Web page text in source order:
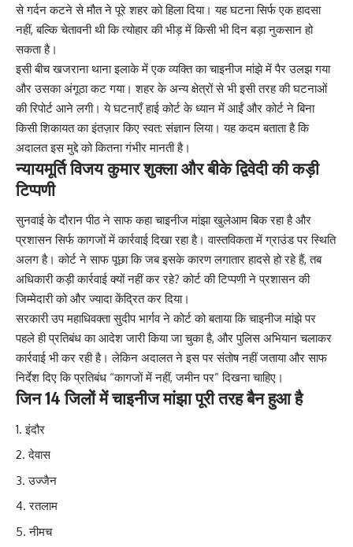
से गर्दन कटने से मौत ने पूरे शहर को हिला दिया। यह घटना सिर्फ एक हादसा
नहीं, बल्कि चेतावनी थी कि त्योहार की भीड़ में किसी भी दिन बड़ा नुकसान हो
सकता है।
इसी बीच खजराना थाना इलाके में एक व्यक्ति का चाइनीज मांझे में पैर उलझ गया
और उसका अंगूठा कट गया। शहर के अन्य क्षेत्रों से भी इसी तरह की घटनाओं
की रिपोर्ट आने लगी। ये घटनाएँ हाई कोर्ट के ध्यान में आईं और कोर्ट ने बिना
किसी शिकायत का इंतज़ार किए स्वत: संज्ञान लिया। यह कदम बताता है कि
अदालत इस मुद्दे को कितना गंभीर मानती है।
न्यायमूर्ति विजय कुमार शुक्ला और बीके द्विवेदी की कड़ी
टिप्पणी
सुनवाई के दौरान पीठ ने साफ कहा चाइनीज मांझा खुलेआम बिक रहा है और
प्रशासन सिर्फ कागजों में कार्रवाई दिखा रहा है। वास्तविकता में ग्राउंड पर स्थिति
अलग है। कोर्ट ने साफ पूछा कि जब इसके कारण लगातार हादसे हो रहे हैं, तब
अधिकारी कड़ी कार्रवाई क्यों नहीं कर रहे? कोर्ट की टिप्पणी ने प्रशासन की
जिम्मेदारी को और ज्यादा केंद्रित कर दिया।
सरकारी उप महाधिवक्ता सुदीप भार्गव ने कोर्ट को बताया कि चाइनीज मांझे पर
पहले ही प्रतिबंध का आदेश जारी किया जा चुका है, और पुलिस अभियान चलाकर
कार्रवाई भी कर रही है। लेकिन अदालत ने इस पर संतोष नहीं जताया और साफ
निर्देश दिए कि प्रतिबंध “कागजों में नहीं, जमीन पर” दिखना चाहिए।
जिन 14 जिलों में चाइनीज मांझा पूरी तरह बैन हुआ है
इंदौर
देवास
उज्जैन
रतलाम
नीमच